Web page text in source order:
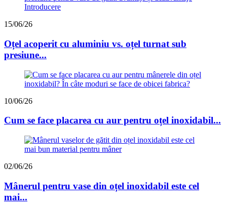
15/06/26
Oțel acoperit cu aluminiu vs. oțel turnat sub
presiune...
10/06/26
Cum se face placarea cu aur pentru oțel inoxidabil...
02/06/26
Mânerul pentru vase din oțel inoxidabil este cel
mai...